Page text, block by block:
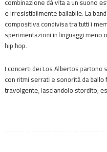
combinazione dà vita a un suono
e irresistibilmente ballabile. La
compositiva condivisa tra tutti i
sperimentazioni in linguaggi meno
hip hop.
I concerti dei Los Albertos partono
con ritmi serrati e sonorità da ballo
travolgente, lasciandolo stordito,